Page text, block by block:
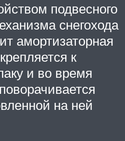
подвесного
снегохода
амортизаторная
к
и во время
на ней